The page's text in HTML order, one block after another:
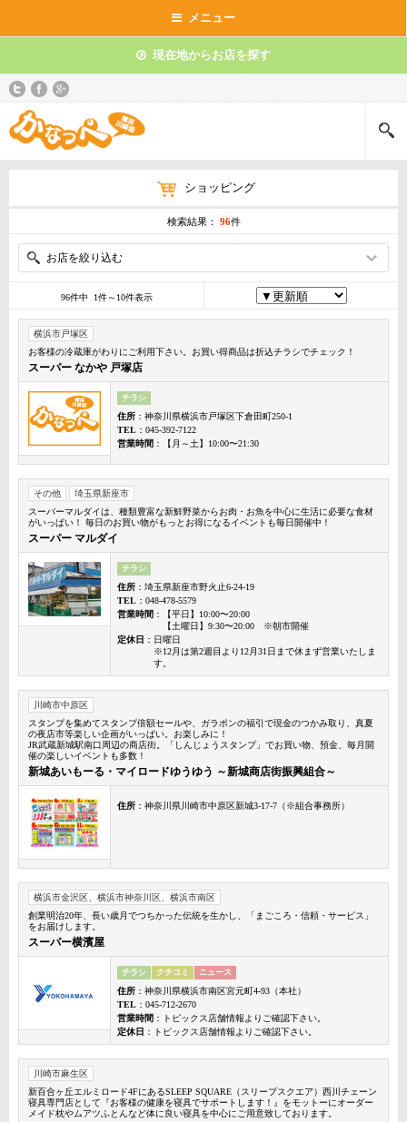
メニュー
現在地からお店を探す
ショッピング
検索結果： 96件
お店を絞り込む
96件中 1件～10件表示
横浜市戸塚区
お客様の冷蔵庫がわりにご利用下さい。お買い得商品は折込チラシでチェック！
スーパー なかや 戸塚店
チラシ
住所 ：神奈川県横浜市戸塚区下倉田町250-1
TEL ：045-392-7122
営業時間 ：【月～土】10:00〜21:30
その他
埼玉県新座市
スーパーマルダイは、種類豊富な新鮮野菜からお肉・お魚を中心に生活に必要な食材
がいっぱい！ 毎日のお買い物がもっとお得になるイベントも毎日開催中！
スーパー マルダイ
チラシ
住所 ：埼玉県新座市野火止6-24-19
TEL ：048-478-5579
営業時間 ：【平日】10:00〜20:00
【土曜日】9:30〜20:00 ※朝市開催
定休日 ：日曜日
※12月は第2週目より12月31日まで休まず営業いたしま
す。
川崎市中原区
スタンプを集めてスタンプ倍額セールや、ガラポンの福引で現金のつかみ取り、真夏
の夜店市等楽しい企画がいっぱい。お楽しみに！
JR武蔵新城駅南口周辺の商店街。「しんじょうスタンプ」でお買い物、預金、毎月開
催の楽しいイベントも多数！
新城あいもーる・マイロードゆうゆう ～新城商店街振興組合～
住所 ：神奈川県川崎市中原区新城3-17-7（※組合事務所）
横浜市金沢区、横浜市神奈川区、横浜市南区
創業明治20年、長い歳月でつちかった伝統を生かし、「まごころ・信頼・サービス」
をお届けします。
スーパー横濱屋
チラシ クチコミ ニュース
住所 ：神奈川県横浜市南区宮元町4-93（本社）
TEL ：045-712-2670
営業時間 ：トピックス店舗情報よりご確認下さい。
定休日 ：トピックス店舗情報よりご確認下さい。
川崎市麻生区
新百合ヶ丘エルミロード4FにあるSLEEP SQUARE（スリープスクエア）西川チェーン
寝具専門店として『お客様の健康を寝具でサポートします！』をモットーにオーダー
メイド枕やムアツふとんなど体に良い寝具を中心にご用意致しております。